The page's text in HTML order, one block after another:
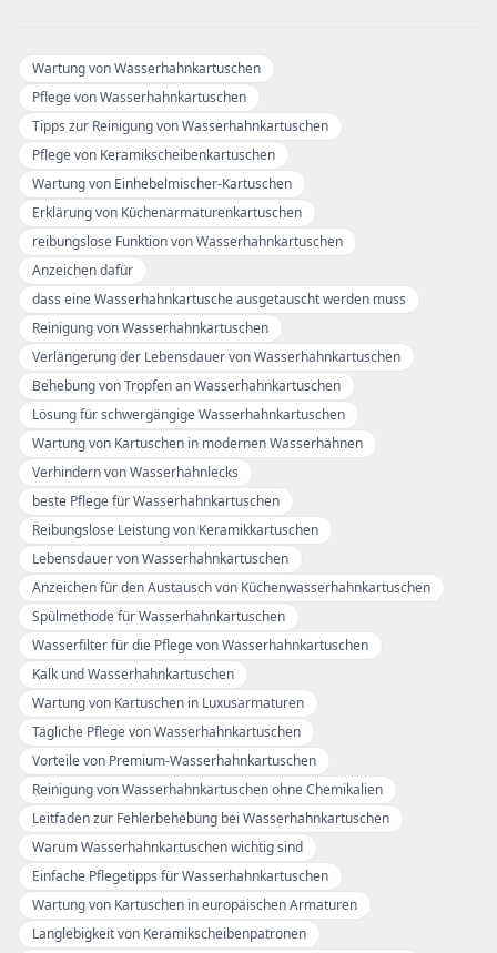
Wartung von Wasserhahnkartuschen
Pflege von Wasserhahnkartuschen
Tipps zur Reinigung von Wasserhahnkartuschen
Pflege von Keramikscheibenkartuschen
Wartung von Einhebelmischer-Kartuschen
Erklärung von Küchenarmaturenkartuschen
reibungslose Funktion von Wasserhahnkartuschen
Anzeichen dafür
dass eine Wasserhahnkartusche ausgetauscht werden muss
Reinigung von Wasserhahnkartuschen
Verlängerung der Lebensdauer von Wasserhahnkartuschen
Behebung von Tropfen an Wasserhahnkartuschen
Lösung für schwergängige Wasserhahnkartuschen
Wartung von Kartuschen in modernen Wasserhähnen
Verhindern von Wasserhahnlecks
beste Pflege für Wasserhahnkartuschen
Reibungslose Leistung von Keramikkartuschen
Lebensdauer von Wasserhahnkartuschen
Anzeichen für den Austausch von Küchenwasserhahnkartuschen
Spülmethode für Wasserhahnkartuschen
Wasserfilter für die Pflege von Wasserhahnkartuschen
Kalk und Wasserhahnkartuschen
Wartung von Kartuschen in Luxusarmaturen
Tägliche Pflege von Wasserhahnkartuschen
Vorteile von Premium-Wasserhahnkartuschen
Reinigung von Wasserhahnkartuschen ohne Chemikalien
Leitfaden zur Fehlerbehebung bei Wasserhahnkartuschen
Warum Wasserhahnkartuschen wichtig sind
Einfache Pflegetipps für Wasserhahnkartuschen
Wartung von Kartuschen in europäischen Armaturen
Langlebigkeit von Keramikscheibenpatronen